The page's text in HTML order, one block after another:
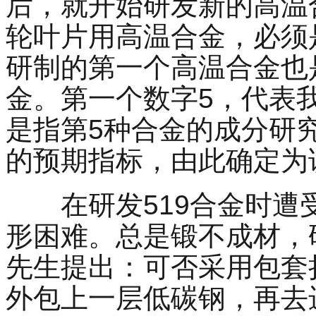
轮叶片用高温合金，必
研制的第一个高温合金
金。第一个数字5 ，代表
是指第5种合金的成分研
的预期指标，由此确定
在研发519合金时遭
形困难。总是锻不成材
先生提出：可否采用包
外包上一层低碳钢，再